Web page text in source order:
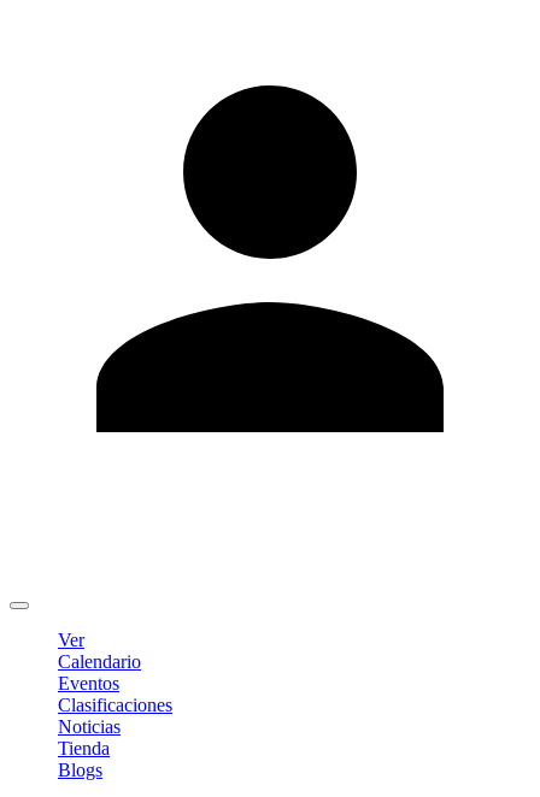
Ver
Calendario
Eventos
Clasificaciones
Noticias
Tienda
Blogs